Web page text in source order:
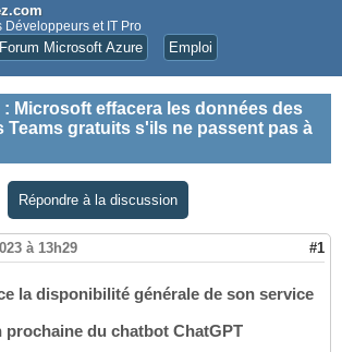
Développeurs et IT Pro
Forum Microsoft Azure Emploi
: Microsoft effacera les données des
Teams gratuits s'ils ne passent pas à
Répondre à la discussion
à 13h29 #1
la disponibilité générale de son service
du chatbot ChatGPT